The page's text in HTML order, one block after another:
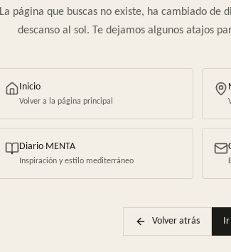
La página que buscas no existe, ha cambiado de
descanso al sol. Te dejamos algunos atajos
Inicio
Volver a la página principal
Diario MENTA
Inspiración y estilo mediterráneo
Volver atrás Ir